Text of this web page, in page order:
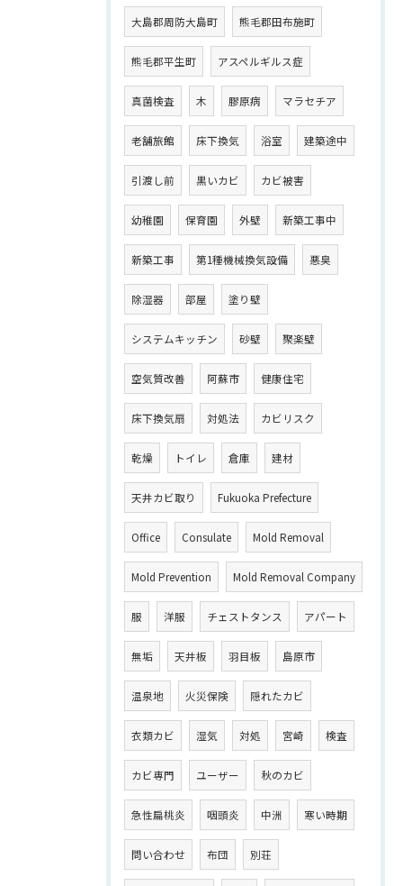
大島郡周防大島町 熊毛郡田布施町
熊毛郡平生町 アスペルギルス症
真菌検査 木 膠原病 マラセチア
老舗旅館 床下換気 浴室 建築途中
引渡し前 黒いカビ カビ被害
幼稚園 保育園 外壁 新築工事中
新築工事 第1種機械換気設備 悪臭
除湿器 部屋 塗り壁
システムキッチン 砂壁 聚楽壁
空気質改善 阿蘇市 健康住宅
床下換気扇 対処法 カビリスク
乾燥 トイレ 倉庫 建材
天井カビ取り Fukuoka Prefecture
Office Consulate Mold Removal
Mold Prevention Mold Removal Company
服 洋服 チェストタンス アパート
無垢 天井板 羽目板 島原市
温泉地 火災保険 隠れたカビ
衣類カビ 湿気 対処 宮崎 検査
カビ専門 ユーザー 秋のカビ
急性扁桃炎 咽頭炎 中洲 寒い時期
問い合わせ 布団 別荘